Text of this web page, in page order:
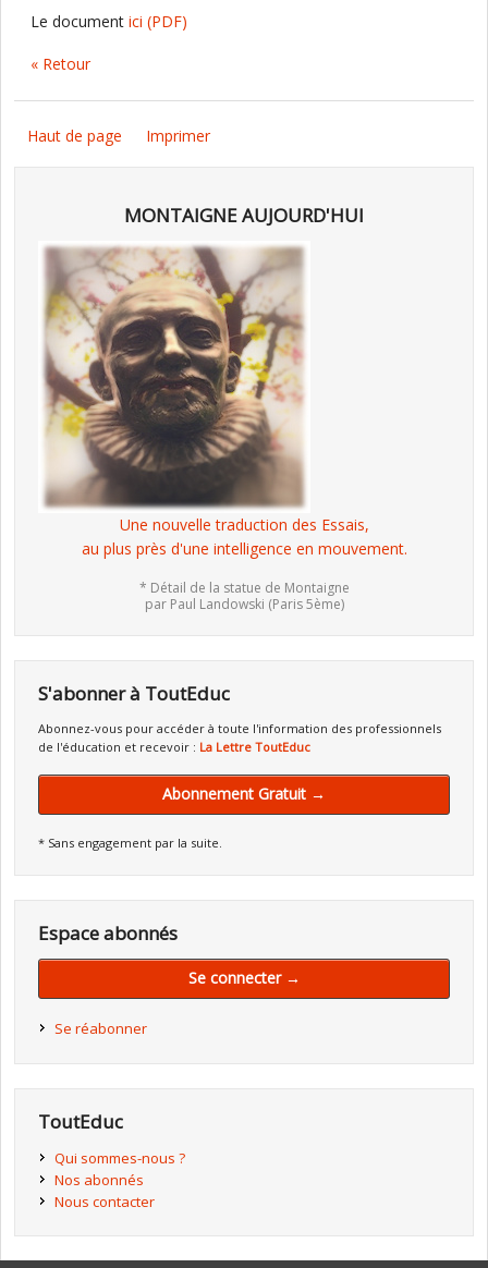
Le document ici (PDF)
« Retour
Haut de page Imprimer
MONTAIGNE AUJOURD'HUI
Une nouvelle traduction des Essais,
au plus près d'une intelligence en mouvement.
* Détail de la statue de Montaigne
par Paul Landowski (Paris 5ème)
S'abonner à ToutEduc
Abonnez-vous pour accéder à toute l'information des professionnels
de l'éducation et recevoir : La Lettre ToutEduc
Abonnement Gratuit →
* Sans engagement par la suite.
Espace abonnés
Se connecter →
Se réabonner
ToutEduc
Qui sommes-nous ?
Nos abonnés
Nous contacter